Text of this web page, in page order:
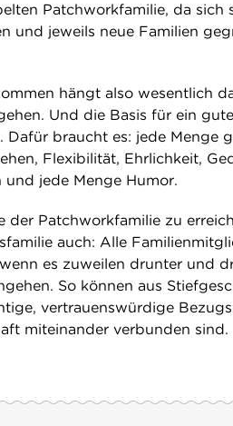
Patchworkfamilie, da sich
und jeweils neue Familien
hängt also wesentlich
Und die Basis für ein
Dafür braucht es: jede Menge
Flexibilität, Ehrlichkeit,
jede Menge Humor.
der Patchworkfamilie zu
auch: Alle
es zuweilen drunter und
So können aus
vertrauenswürdige
miteinander verbunden sind.